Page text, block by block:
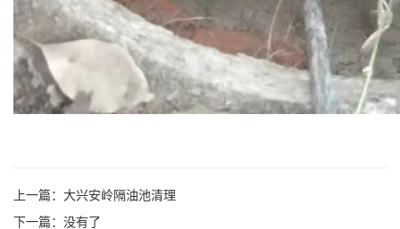
上一篇： 大兴安岭隔油池清理
下一篇：没有了